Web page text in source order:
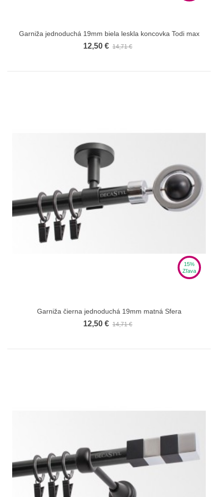
Garniža jednoduchá 19mm biela leskla koncovka Todi max
12,50 € 14,71 €
15%
Zľava
Garniža čierna jednoduchá 19mm matná Sfera
12,50 € 14,71 €